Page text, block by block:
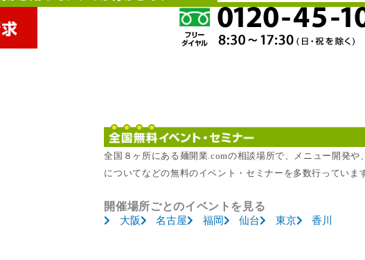
全国８ヶ所にある麺開業.comの相談場所で、メニュー開発や
についてなどの無料のイベント・セミナーを多数行っていま
開催場所ごとのイベントを見る
大阪 名古屋 福岡 仙台 東京 香川